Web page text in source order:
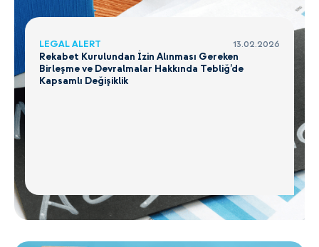
LEGAL ALERT 13.02.2026
Rekabet Kurulundan İzin Alınması Gereken
Birleşme ve Devralmalar Hakkında Tebliğ’de
Kapsamlı Değişiklik